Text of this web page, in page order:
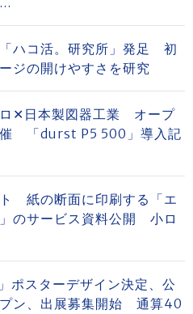
ハコ活。研究所」発足 初
ジの開けやすさを研究
ロ✕日本製図器工業 オープ
催 「durst P5 500」導入記
紙の断面に印刷する「エ
のサービス資料公開 小ロ
ポスターデザイン決定、公
ン、出展募集開始 通算40